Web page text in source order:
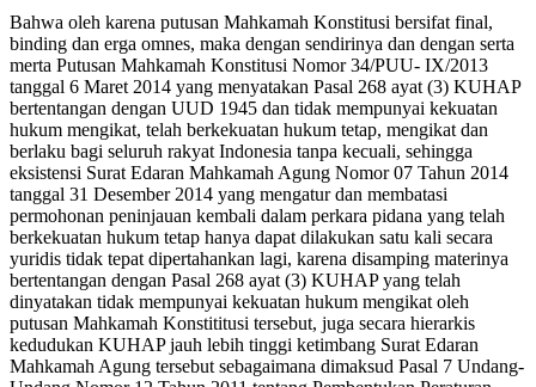
Bahwa oleh karena putusan Mahkamah Konstitusi bersifat final,
binding dan erga omnes, maka dengan sendirinya dan dengan serta
merta Putusan Mahkamah Konstitusi Nomor 34/PUU- IX/2013
tanggal 6 Maret 2014 yang menyatakan Pasal 268 ayat (3) KUHAP
bertentangan dengan UUD 1945 dan tidak mempunyai kekuatan
hukum mengikat, telah berkekuatan hukum tetap, mengikat dan
berlaku bagi seluruh rakyat Indonesia tanpa kecuali, sehingga
eksistensi Surat Edaran Mahkamah Agung Nomor 07 Tahun 2014
tanggal 31 Desember 2014 yang mengatur dan membatasi
permohonan peninjauan kembali dalam perkara pidana yang telah
berkekuatan hukum tetap hanya dapat dilakukan satu kali secara
yuridis tidak tepat dipertahankan lagi, karena disamping materinya
bertentangan dengan Pasal 268 ayat (3) KUHAP yang telah
dinyatakan tidak mempunyai kekuatan hukum mengikat oleh
putusan Mahkamah Konstititusi tersebut, juga secara hierarkis
kedudukan KUHAP jauh lebih tinggi ketimbang Surat Edaran
Mahkamah Agung tersebut sebagaimana dimaksud Pasal 7 Undang-